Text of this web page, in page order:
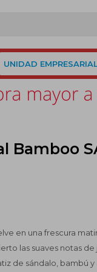
UNIDAD
Bamboo
en una frescura
las suaves notas de
de sándalo, bambú